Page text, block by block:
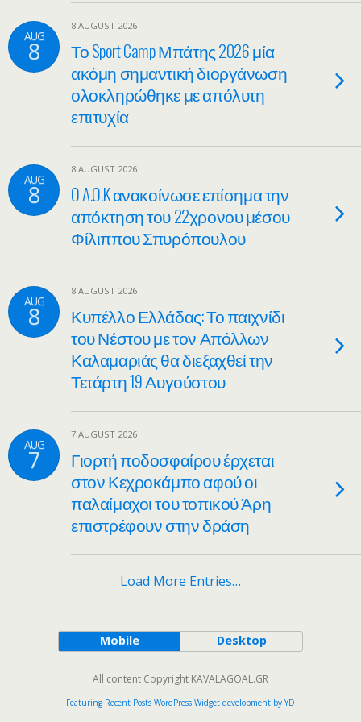
AUG
8
8 AUGUST 2026
Το Sport Camp Μπάτης 2026 μία
ακόμη σημαντική διοργάνωση
ολοκληρώθηκε με απόλυτη
επιτυχία
AUG
8
8 AUGUST 2026
O A.O.K ανακοίνωσε επίσημα την
απόκτηση του 22χρονου μέσου
Φίλιππου Σπυρόπουλου
AUG
8
8 AUGUST 2026
Κυπέλλο Ελλάδας: Το παιχνίδι
του Νέστου με τον Απόλλων
Καλαμαριάς θα διεξαχθεί την
Τετάρτη 19 Αυγούστου
AUG
7
7 AUGUST 2026
Γιορτή ποδοσφαίρου έρχεται
στον Κεχροκάμπο αφού οι
παλαίμαχοι του τοπικού Άρη
επιστρέφουν στην δράση
Load More Entries…
Mobile Desktop
All content Copyright KAVALAGOAL.GR
Featuring Recent Posts WordPress Widget development by YD